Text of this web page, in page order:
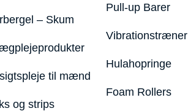
– Skum
til mænd
og strips
Pull-up Barer
Vibrationstræner
Hulahopringe
Foam Rollers